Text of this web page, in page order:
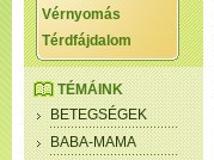
Vérnyomás
Térdfájdalom
TÉMÁINK
BETEGSÉGEK
BABA-MAMA